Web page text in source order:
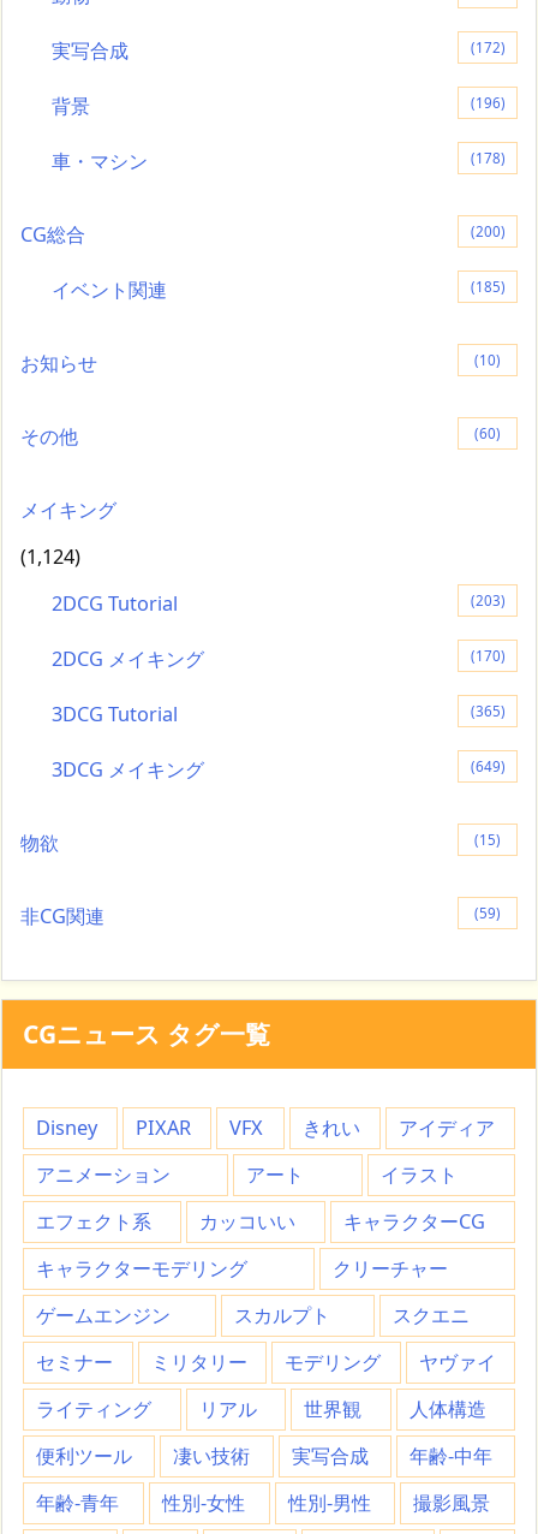
実写合成 (172)
背景 (196)
車・マシン (178)
CG総合 (200)
イベント関連 (185)
お知らせ (10)
その他 (60)
メイキング
(1,124)
2DCG Tutorial
(203)
2DCG メイキング (170)
3DCG Tutorial (365)
3DCG メイキング (649)
物欲 (15)
非CG関連 (59)
CGニュース タグ一覧
Disney PIXAR VFX きれい
アイディア
アニメーション
アート
イラスト
エフェクト系
カッコいい
キャラクターCG
キャラクターモデリング
クリーチャー
ゲームエンジン
スカルプト
スクエニ
セミナー
ミリタリー モデリング
ヤヴァイ
ライティング
リアル 世界観
人体構造
便利ツール
凄い技術 実写合成
年齢-中年
年齢-青年
性別-女性 性別-男性
撮影風景